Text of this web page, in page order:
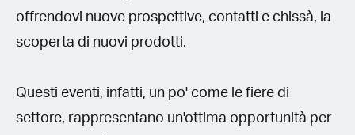
offrendovi nuove prospettive, contatti e chissà, la
scoperta di nuovi prodotti.
Questi eventi, infatti, un po' come le fiere di
settore, rappresentano un'ottima opportunità per